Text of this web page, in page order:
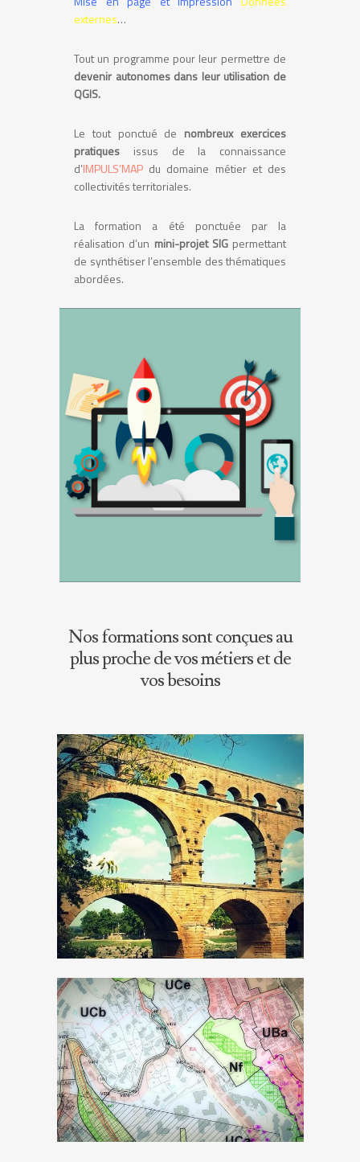
externes…
Tout un programme pour leur permettre de
devenir autonomes dans leur utilisation de
QGIS.
Le tout ponctué de nombreux exercices
pratiques issus de la connaissance
d’IMPULS’MAP du domaine métier et des
collectivités territoriales.
La formation a été ponctuée par la
réalisation d’un mini-projet SIGpermettant
de synthétiser l’ensemble des thématiques
abordées.
Nos formations sont conçues au
plus proche de vos métiers et de
vos besoins